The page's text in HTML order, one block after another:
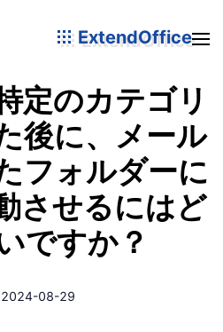
ExtendOffice
定のカテゴリ
後に、メール
フォルダーに
させるにはど
ですか？
2024-08-29